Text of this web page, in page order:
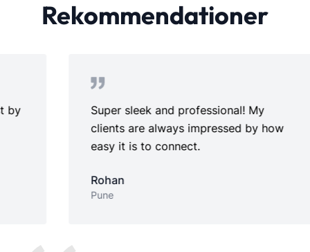
Rekommendationer
sleek and professional! My
are always impressed by how
it is to connect.
setup